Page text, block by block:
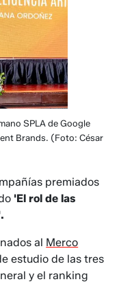
SPLA de Google
Brands. (Foto: César
premiados
'El rol de las
al Merco
estudio de las tres
y el ranking